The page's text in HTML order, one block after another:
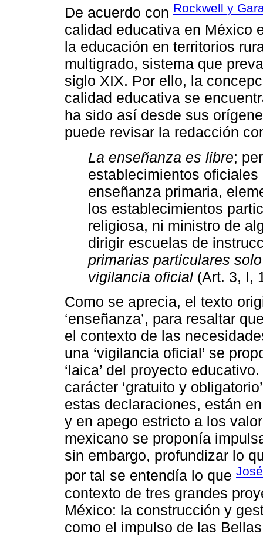
De acuerdo con Rockwell y
calidad educativa en México
la educación en territorios
multigrado, sistema que
siglo XIX. Por ello, la
calidad educativa se
ha sido así desde sus
puede revisar la redacción
La enseñanza es libre;
establecimientos
enseñanza primaria,
los establecimientos
religiosa, ni ministro de
dirigir escuelas de
primarias particulares
vigilancia oficial (Art. 3, I,
Como se aprecia, el texto
‘enseñanza’, para resaltar
el contexto de las
una ‘vigilancia oficial’ se
‘laica’ del proyecto
carácter ‘gratuito y
estas declaraciones, están
y en apego estricto a los
mexicano se proponía
sin embargo, profundizar lo
por tal se entendía lo que
contexto de tres grandes
México: la construcción y
como el impulso de las